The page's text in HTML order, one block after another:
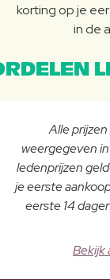
korting op je
in de
Alle
weergegeven
ledenprijzen
je eerste
eerste 14
Bekijk